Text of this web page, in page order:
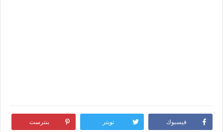
فيسبوك تويتر بنترست